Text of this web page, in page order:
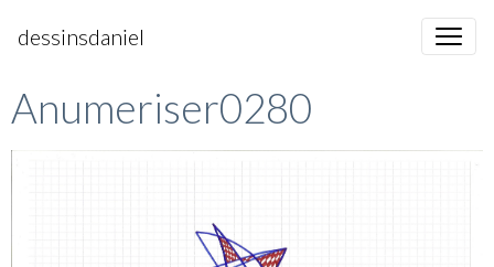
dessinsdaniel
Anumeriser0280